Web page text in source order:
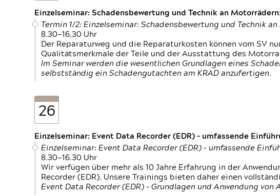
Einzelseminar: Schadensbewertung und Technik an
Termin 1/2: Einzelseminar: Schadensbewertung und Technik
8.30—16.30 Uhr
Der Reparaturweg und die Reparaturkosten können vom SV
Qualitätsmerkmale der Teile und der Ausstattung des
Im Seminar werden die wesentlichen Grundlagen eines
selbstständig ein Schadengutachten am KRAD anzufertigen.
26
Einzelseminar: Event Data Recorder (EDR) – umfassende
Einzelseminar: Event Data Recorder (EDR) – umfassende
8.30—16.30 Uhr
Wir verfügen über mehr als 10 Jahre Erfahrung in der
Recorder (EDR). Unsere Trainings bieten daher einen
Event Data Recorder (EDR) – Grundlagen und Anwendung von